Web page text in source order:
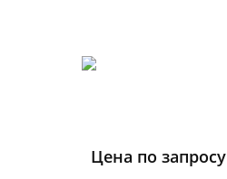
Цена по запросу